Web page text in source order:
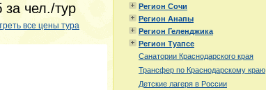
за чел./тур
все цены тура
Регион Сочи
Регион Анапы
Регион Геленджика
Регион Туапсе
Санатории Краснодарского края
Трансфер по Краснодарскому краю
Детские лагеря в России